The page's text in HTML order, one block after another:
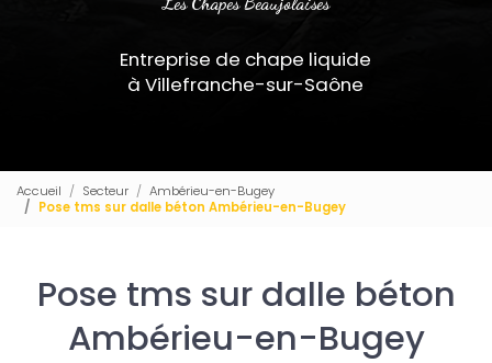
Entreprise de chape liquide
à Villefranche-sur-Saône
Accueil Secteur
Ambérieu-en-Bugey
Pose tms sur dalle béton Ambérieu-en-Bugey
Pose tms sur dalle béton
Ambérieu-en-Bugey